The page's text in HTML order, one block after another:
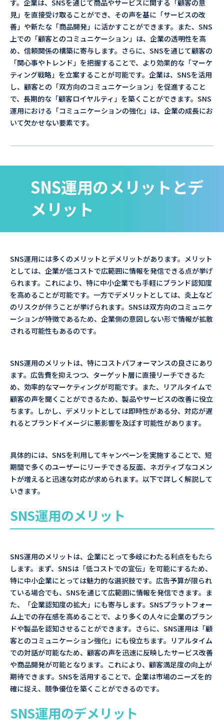
す。企業は、SNSを通じて商品やサービスに関する「顧客の意
見」を直接受け取ることができ、その声を基に「サービスの改
善」や新たな「商品開発」に活かすことができます。また、SNS
上での「顧客とのコミュニケーション」は、企業の透明性を高
め、信頼関係の構築に寄与します。さらに、SNSを通じて顧客の
「関心事やトレンド」を把握することで、より効果的な「マーケ
ティング戦略」を立案することが可能です。企業は、SNSを活用
し、顧客との「双方向のコミュニケーション」を促進すること
で、長期的な「顧客ロイヤルティ」を築くことができます。SNS
運用における「コミュニケーションの強化」は、企業の成長にお
いて欠かせない要素です。
SNS運用のメリットとデ
メリット
SNS運用には多くのメリットとデメリットがあります。メリット
としては、企業が低コストで広範囲に情報を発信できる点が挙げ
られます。これにより、特に中小企業でも手軽にブランド認知度
を高めることが可能です。一方でデメリットとしては、炎上など
のリスクが伴うことが挙げられます。SNSは双方向のコミュニケ
ーションが特徴であるため、企業側の意図しない形で情報が拡散
される可能性もあるのです。
SNS運用のメリットは、特にコストパフォーマンスの良さにあり
ます。広告費を抑えつつ、ターゲット層に直接リーチできるた
め、効率的なマーケティングが可能です。また、リアルタイムで
顧客の声を聞くことができるため、製品やサービスの改善に役立
ちます。しかし、デメリットとしては即時性がある分、対応が遅
れるとブランドイメージに悪影響を及ぼす可能性があります。
具体的には、SNSを利用してキャンペーンを実施することで、短
期間で多くのユーザーにリーチできる反面、ネガティブなコメン
トが増えると迅速な対応が求められます。以下で詳しく解説して
いきます。
SNS運用のメリット
SNS運用のメリットは、企業にとって多岐にわたる利点をもたら
します。まず、SNSは「低コストでの宣伝」を可能にするため、
特に中小企業にとっては魅力的な選択肢です。広告予算が限られ
ている場合でも、SNSを通じて広範囲に情報を発信できます。ま
た、「企業認知度の拡大」にも寄与します。SNSプラットフォー
ム上での存在感を高めることで、より多くの人々に企業のブラン
ドや製品を認知させることができます。さらに、SNS運用は「顧
客とのコミュニケーション強化」にも役立ちます。リアルタイム
での対話が可能なため、顧客の声を迅速に反映したサービス改善
や商品開発が可能となります。これにより、顧客満足度の向上が
期待できます。SNSを活用することで、企業は市場のニーズを的
確に捉え、競争優位を築くことができるのです。
SNS運用のデメリット